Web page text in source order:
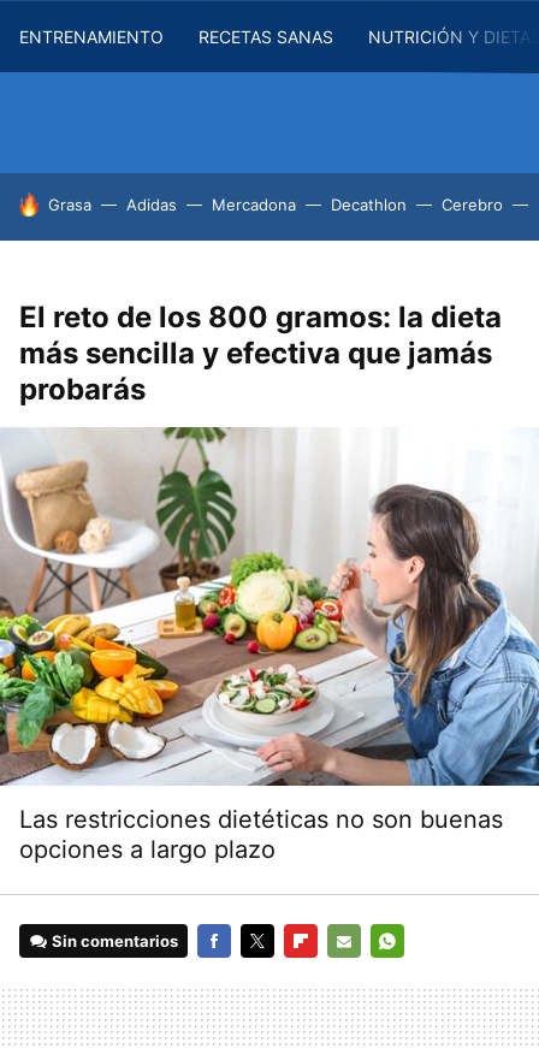
ENTRENAMIENTO RECETAS SANAS NUTRICIÓN Y
HOY SE HABLA DE
Grasa Adidas Mercadona Decathlon Cerebro
El reto de los 800 gramos: la dieta
más sencilla y efectiva que jamás
probarás
Las restricciones dietéticas no son buenas
opciones a largo plazo
Sin comentarios
MAIL